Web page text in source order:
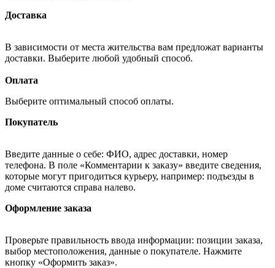
Доставка
В зависимости от места жительства вам предложат варианты
доставки. Выберите любой удобный способ.
Оплата
Выберите оптимальный способ оплаты.
Покупатель
Введите данные о себе: ФИО, адрес доставки, номер
телефона. В поле «Комментарии к заказу» введите сведения,
которые могут пригодиться курьеру, например: подъезды в
доме считаются справа налево.
Оформление заказа
Проверьте правильность ввода информации: позиции заказа,
выбор местоположения, данные о покупателе. Нажмите
кнопку «Оформить заказ».